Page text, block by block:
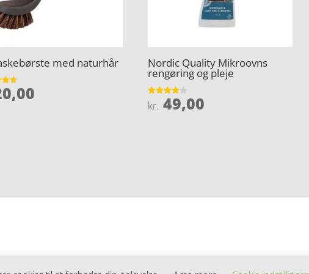
med naturhår Nordic Quality Mikroovns
rengøring og pleje
Vurderet
3.9
kr. 49,00